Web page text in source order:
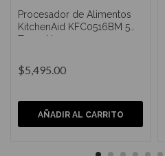
Procesador de Alimentos
KitchenAid KFC0516BM 5
Tazas Negro
$5,495.00
AÑADIR AL CARRITO